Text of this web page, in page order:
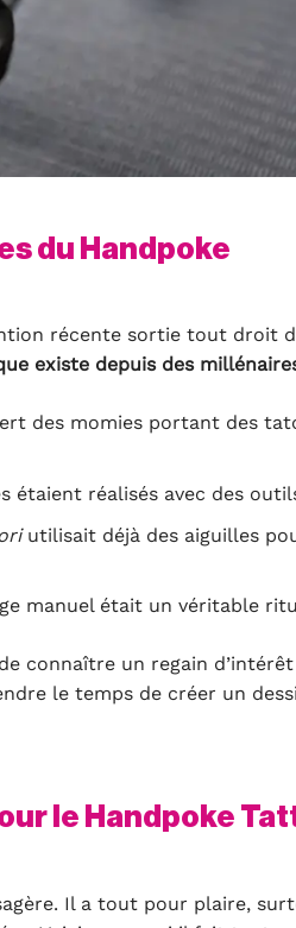
du Handpoke
récente sortie tout droit
existe depuis des
des momies portant des
étaient réalisés avec des
utilisait déjà des aiguilles
manuel était un véritable
connaître un regain
le temps de créer un
le Handpoke
Il a tout pour plaire,